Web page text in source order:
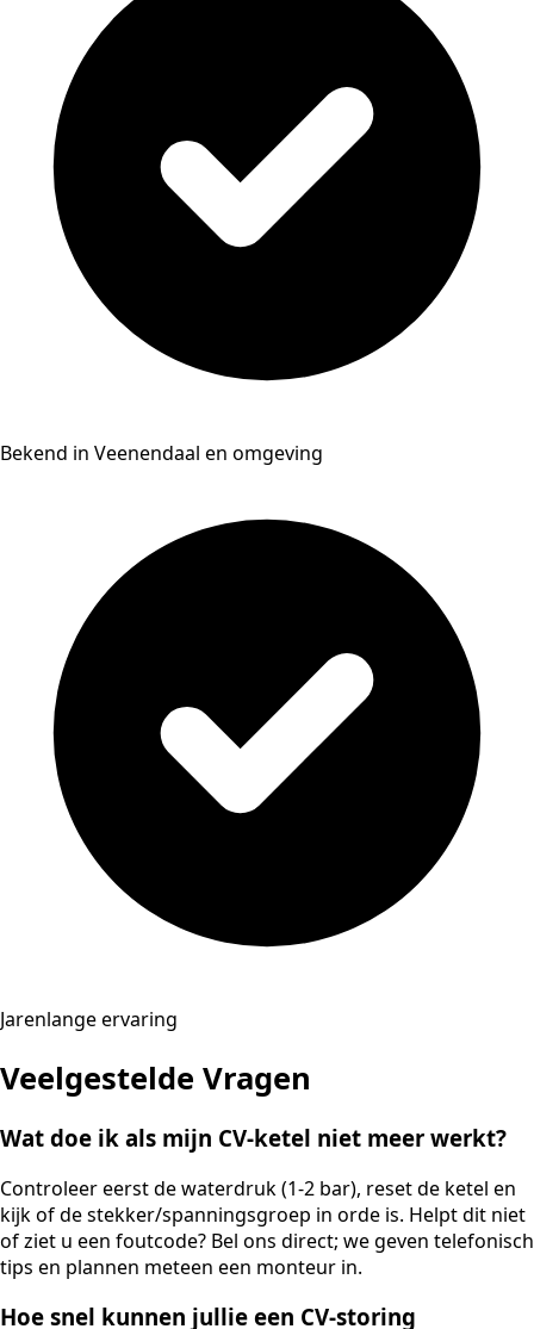
Bekend in Veenendaal en omgeving
Jarenlange ervaring
Veelgestelde Vragen
Wat doe ik als mijn CV-ketel niet meer werkt?
Controleer eerst de waterdruk (1-2 bar), reset de ketel en
kijk of de stekker/spanningsgroep in orde is. Helpt dit niet
of ziet u een foutcode? Bel ons direct; we geven telefonisch
tips en plannen meteen een monteur in.
Hoe snel kunnen jullie een CV-storing